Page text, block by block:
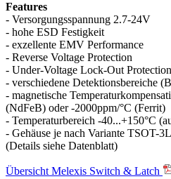
Features
- Versorgungsspannung 2.7-24V
- hohe ESD Festigkeit
- exzellente EMV Performance
- Reverse Voltage Protection
- Under-Voltage Lock-Out Protection
- verschiedene Detektionsbereiche
- magnetische
(NdFeB) oder -2000ppm/°C (Ferrit)
- Temperaturbereich -40...+150°C
- Gehäuse je nach Variante TSOT-3L
(Details siehe Datenblatt)
Übersicht Melexis Switch & Latch